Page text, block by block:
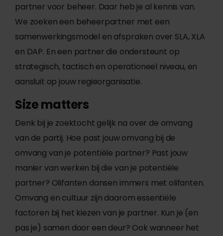
partner voor beheer. Daar heb je al kennis van.
We zoeken een beheerpartner met een
samenwerkingsmodel en afspraken over SLA, XLA
en DAP. En een partner die ondersteunt op
strategisch, tactisch en operationeel niveau, en
aansluit op jouw regieorganisatie.
Size matters
Denk bij je zoektocht gelijk na over de omvang
van de partij. Hoe past jouw omvang bij de
omvang van je potentiële partner? Past jouw
manier van werken bij die van je potentiële
partner? Olifanten dansen immers met olifanten.
Omvang en cultuur zijn daarom essentiële
factoren bij het kiezen van je partner. Kun je (en
pas je) samen door een deur? Ook wanneer het